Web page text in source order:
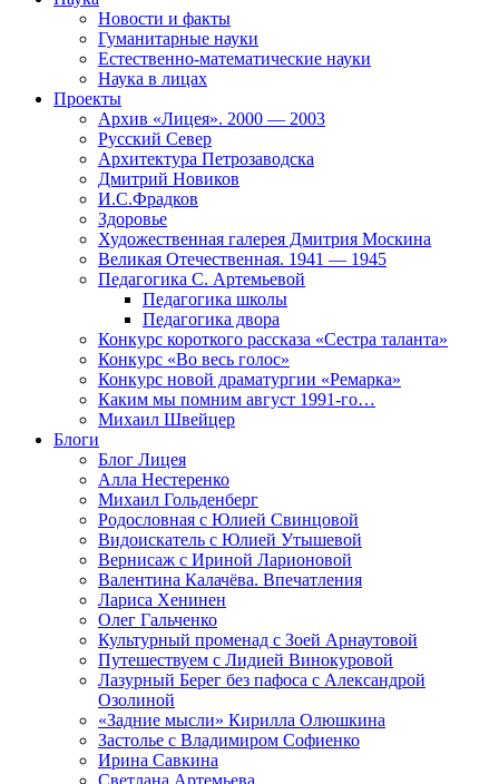
Новости и факты
Гуманитарные науки
Естественно-математические науки
Наука в лицах
Проекты
Архив «Лицея». 2000 — 2003
Русский Север
Архитектура Петрозаводска
Дмитрий Новиков
И.С.Фрадков
Здоровье
Художественная галерея Дмитрия Москина
Великая Отечественная. 1941 — 1945
Педагогика С. Артемьевой
Педагогика школы
Педагогика двора
Конкурс короткого рассказа «Сестра таланта»
Конкурс «Во весь голос»
Конкурс новой драматургии «Ремарка»
Каким мы помним август 1991-го…
Михаил Швейцер
Блоги
Блог Лицея
Алла Нестеренко
Михаил Гольденберг
Родословная с Юлией Свинцовой
Видоискатель с Юлией Утышевой
Вернисаж с Ириной Ларионовой
Валентина Калачёва. Впечатления
Лариса Хенинен
Олег Гальченко
Культурный променад с Зоей Арнаутовой
Путешествуем с Лидией Винокуровой
Лазурный Берег без пафоса с Александрой
Озолиной
«Задние мысли» Кирилла Олюшкина
Застолье с Владимиром Софиенко
Ирина Савкина